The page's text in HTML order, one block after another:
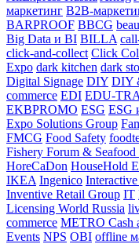
маркетинг B2B-
BARPROOF BBCG
Big Data и BI BILLA
click-and-collect Click
Expo dark kitchen dark
Digital Signage DIY DIY
commerce EDI EDU-
EKBPROMO ESG ESG
Expo Solutions Group
FMCG Food Safety
Fishery Forum & Seafood
HoreCaDon HouseHold
IKEA Ingenico
Inventive Retail Group IT
Licensing World Russia
commerce METRO Cash
Events NPS OBI offline